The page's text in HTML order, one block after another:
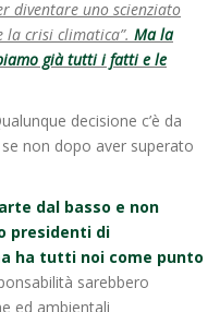
diventare uno scienziato
crisi climatica”. Ma la
già tutti i fatti e le
decisione c’è da
non dopo aver superato
dal basso e non
presidenti di
ha tutti noi come punto
sarebbero
ed ambientali